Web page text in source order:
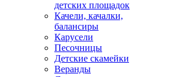
детских площадок
Качели, качалки,
балансиры
Карусели
Песочницы
Детские скамейки
Веранды